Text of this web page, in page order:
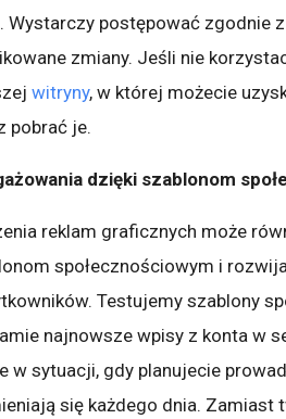
Wystarczy postępować zgodnie
zmiany. Jeśli nie
witryny, w której możecie
pobrać je.
dzięki szablonom
reklam graficznych może
społecznościowym i
Testujemy szablony
najnowsze wpisy z konta w
w sytuacji, gdy planujecie
się każdego dnia. Zamiast